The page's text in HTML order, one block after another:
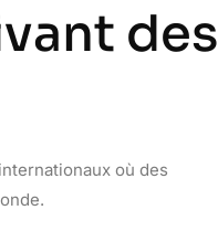
des
où des